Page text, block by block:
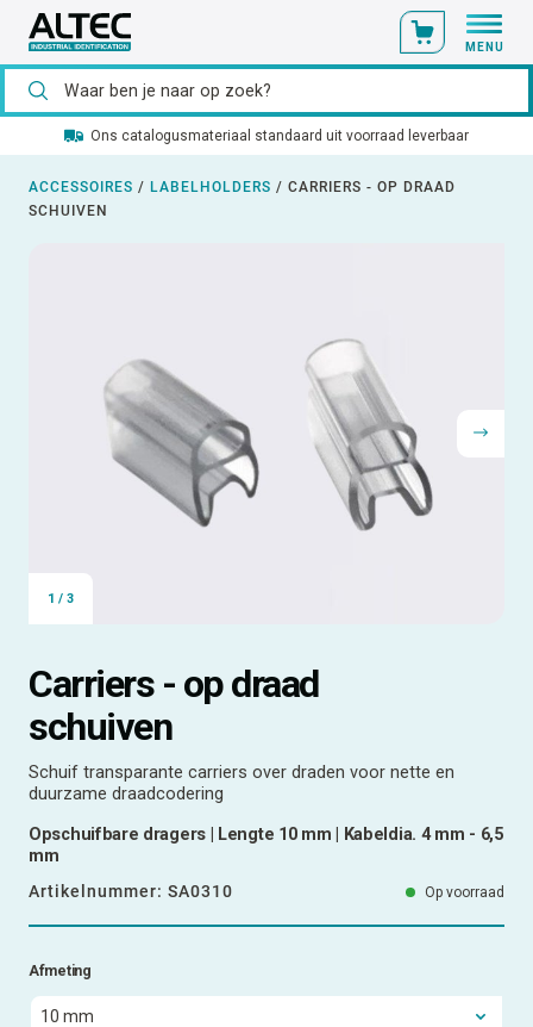
MENU
Ons catalogusmateriaal standaard uit voorraad leverbaar
ACCESSOIRES / LABELHOLDERS / CARRIERS - OP DRAAD
SCHUIVEN
1 / 3
Carriers - op draad
schuiven
Schuif transparante carriers over draden voor nette en
duurzame draadcodering
Opschuifbare dragers | Lengte 10 mm | Kabeldia. 4 mm - 6,5
mm
Artikelnummer: SA0310 Op voorraad
Afmeting